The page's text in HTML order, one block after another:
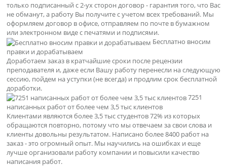
только подписанный с 2-ух сторон договор - гарантия того, что Вас
не обманут, а работу Вы получите с учетом всех требований. Мы
оформляем договор в офисе, отправляем по почте в бумажном
или электронном виде с печатями и подписями.
Бесплатно вносим
правки и дорабатываем
Доработаем заказ в кратчайшие сроки после рецензии
преподавателя и, даже если Вашу работу перенесли на следующую
сессию, пойдем на уступки (не всегда) и продлим срок бесплатной
доработки.
7251
написанных работ от более чем 3,5 тыс клиентов
Клиентами являются более 3,5 тыс студентов 72% из которых
обращаются повторно, потому что мы отвечаем за свои слова и
клиенты довольны результатом. Написано более 8400 работ на
заказ - это огромный опыт. Мы научились на ошибках и еще
лучше организовали работу компании и повысили качество
написания работ.